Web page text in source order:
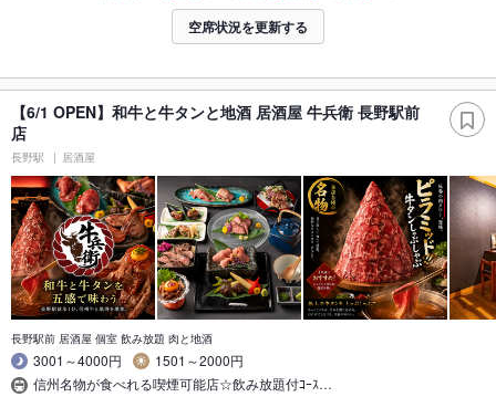
空席状況を更新する
【6/1 OPEN】和牛と牛タンと地酒 居酒屋 牛兵衛 長野駅前
店
長野駅 居酒屋
長野駅前 居酒屋 個室 飲み放題 肉と地酒
3001～4000円
1501～2000円
信州名物が食べれる喫煙可能店☆飲み放題付ｺｰｽ…